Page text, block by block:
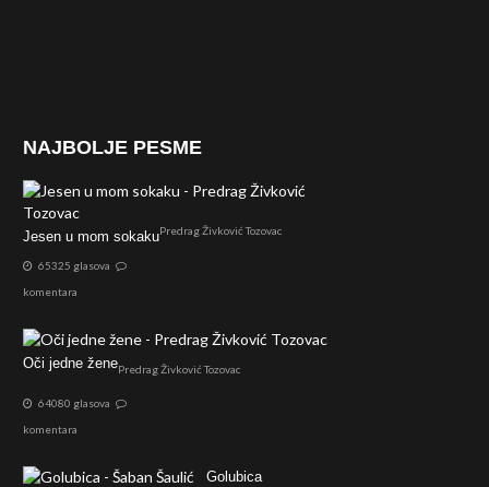
NAJBOLJE PESME
Jesen u mom sokakuPredrag Živković Tozovac
65325 glasova
komentara
Oči jedne ženePredrag Živković Tozovac
64080 glasova
komentara
Golubica